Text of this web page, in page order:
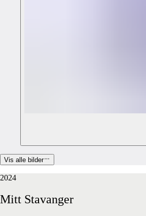
Vis alle bilder
2024
Mitt Stavanger